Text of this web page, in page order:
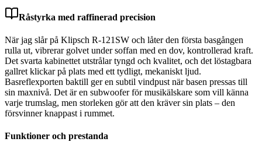
Råstyrka med raffinerad precision
När jag slår på Klipsch R-121SW och låter den första basgången
rulla ut, vibrerar golvet under soffan med en dov, kontrollerad kraft.
Det svarta kabinettet utstrålar tyngd och kvalitet, och det löstagbara
gallret klickar på plats med ett tydligt, mekaniskt ljud.
Basreflexporten baktill ger en subtil vindpust när basen pressas till
sin maxnivå. Det är en subwoofer för musikälskare som vill känna
varje trumslag, men storleken gör att den kräver sin plats – den
försvinner knappast i rummet.
Funktioner och prestanda